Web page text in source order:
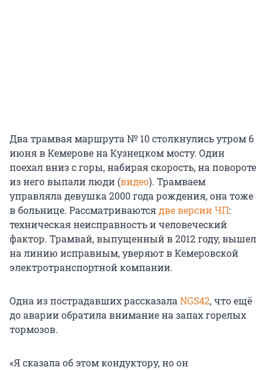
Два трамвая маршрута № 10 столкнулись утром 6
июня в Кемерове на Кузнецком мосту. Один
поехал вниз с горы, набирая скорость, на повороте
из него выпали люди (видео). Трамваем
управляла девушка 2000 года рождения, она тоже
в больнице. Рассматриваютсядве версии ЧП:
техническая неисправность и человеческий
фактор. Трамвай, выпущенный в 2012 году, вышел
на линию исправным, уверяют в Кемеровской
электротранспортной компании.
Одна из пострадавших рассказала NGS42, что ещё
до аварии обратила внимание на запах горелых
тормозов.
«Я сказала об этом кондуктору, но он